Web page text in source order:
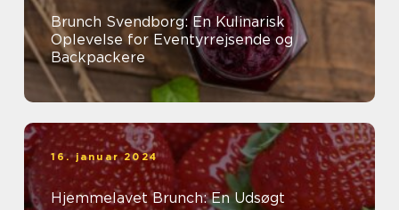
Brunch Svendborg: En Kulinarisk
Oplevelse for Eventyrrejsende og
Backpackere
16. januar 2024
Hjemmelavet Brunch: En Udsøgt